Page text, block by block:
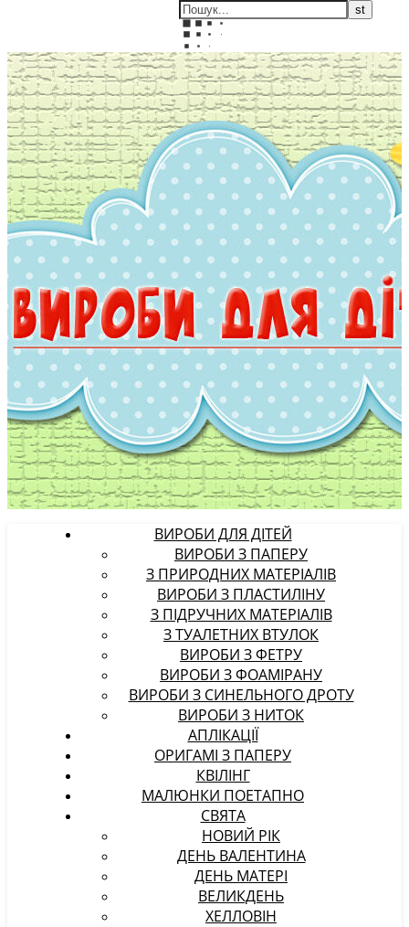
ВИРОБИ ДЛЯ ДІТЕЙ
ВИРОБИ З ПАПЕРУ
З ПРИРОДНИХ МАТЕРІАЛІВ
ВИРОБИ З ПЛАСТИЛІНУ
З ПІДРУЧНИХ МАТЕРІАЛІВ
З ТУАЛЕТНИХ ВТУЛОК
ВИРОБИ З ФЕТРУ
ВИРОБИ З ФОАМІРАНУ
ВИРОБИ З СИНЕЛЬНОГО ДРОТУ
ВИРОБИ З НИТОК
АПЛІКАЦІЇ
ОРИГАМІ З ПАПЕРУ
КВІЛІНГ
МАЛЮНКИ ПОЕТАПНО
СВЯТА
НОВИЙ РІК
ДЕНЬ ВАЛЕНТИНА
ДЕНЬ МАТЕРІ
ВЕЛИКДЕНЬ
ХЕЛЛОВІН